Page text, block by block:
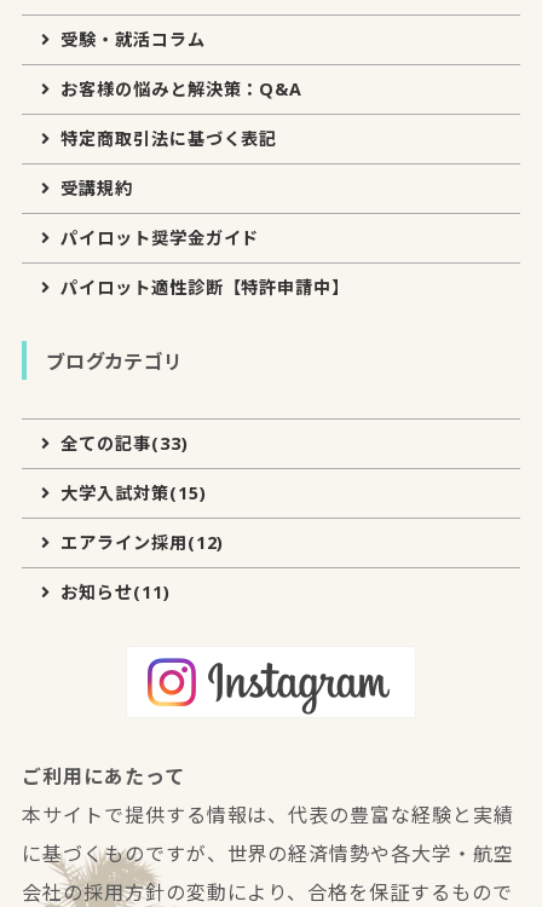
受験・就活コラム
お客様の悩みと解決策：Q&A
特定商取引法に基づく表記
受講規約
パイロット奨学金ガイド
パイロット適性診断【特許申請中】
ブログカテゴリ
全ての記事(33)
大学入試対策(15)
エアライン採用(12)
お知らせ(11)
ご利用にあたって
本サイトで提供する情報は、代表の豊富な経験と実績
に基づくものですが、世界の経済情勢や各大学・航空
会社の採用方針の変動により、合格を保証するもので